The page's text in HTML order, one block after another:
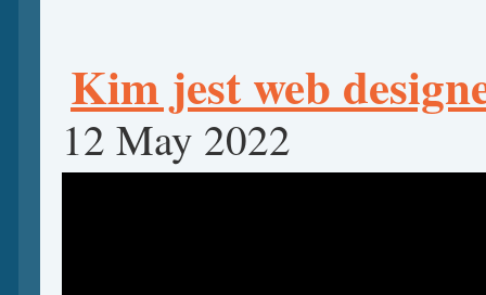
Kim jest web
12 May 2022